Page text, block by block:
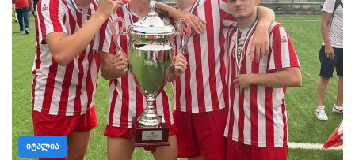
ᲘᲢᲐᲚᲘᲐ